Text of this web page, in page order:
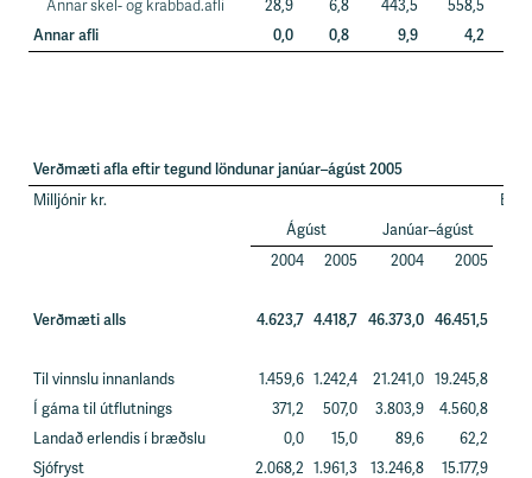
Annar skel- og krabbad.afli 28,9 6,8 443,5
558,5
Annar afli
0,0 0,8 9,9 4,2
Verðmæti afla eftir tegund löndunar janúar–ágúst 2005
Milljónir kr.
Ágúst
Janúar–ágúst
2004
2005 2004 2005
Verðmæti alls 4.623,7 4.418,7 46.373,0 46.451,5
Til vinnslu innanlands 1.459,6 1.242,4 21.241,0 19.245,8
Í gáma til útflutnings
371,2 507,0 3.803,9
4.560,8
Landað erlendis í bræðslu
0,0 15,0 89,6
62,2
Sjófryst
2.068,2 1.961,3 13.246,8
15.177,9